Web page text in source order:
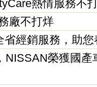
熱情服務不
廠不打烊
經銷服務，助
NISSAN榮獲國產